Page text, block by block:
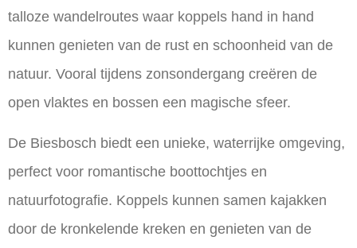
talloze wandelroutes waar koppels hand in hand
kunnen genieten van de rust en schoonheid van de
natuur. Vooral tijdens zonsondergang creëren de
open vlaktes en bossen een magische sfeer.
De Biesbosch biedt een unieke, waterrijke omgeving,
perfect voor romantische boottochtjes en
natuurfotografie. Koppels kunnen samen kajakken
door de kronkelende kreken en genieten van de